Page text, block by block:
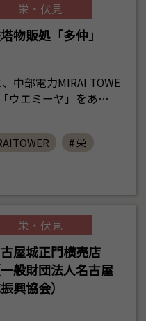
栄・伏見
物販処「多仲」
中部電力MIRAI TOWE
ウエミーヤ」をあ…
# 栄
栄・伏見
屋城正門横売店
一般財団法人名古屋
興協会）